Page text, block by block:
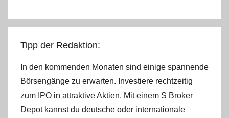
Tipp der Redaktion:
In den kommenden Monaten sind einige spannende
Börsengänge zu erwarten. Investiere rechtzeitig
zum IPO in attraktive Aktien. Mit einem S Broker
Depot kannst du deutsche oder internationale